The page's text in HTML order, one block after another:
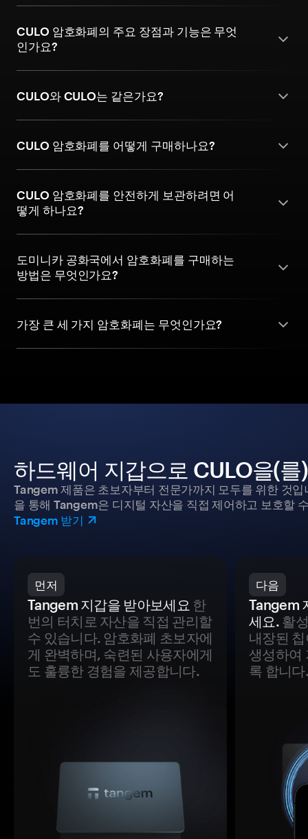
CULO 암호화폐의 주요 장점과 기능은 무엇
인가요?
CULO와 CULO는 같은가요?
CULO 암호화폐를 어떻게 구매하나요?
CULO 암호화폐를 안전하게 보관하려면 어
떻게 하나요?
도미니카 공화국에서 암호화폐를 구매하는
방법은 무엇인가요?
가장 큰 세 가지 암호화폐는 무엇인가요?
하드웨어 지갑으로 CULO을(
Tangem 제품은 초보자부터 전문가까지 모두를 위한 것
을 통해 Tangem은 디지털 자산을 직접 제어하고 보호할
Tangem 받기
먼저
Tangem 지갑을 받아보세요 한
번의 터치로 자산을 직접 관리할
수 있습니다. 암호화폐 초보자에
게 완벽하며, 숙련된 사용자에게
도 훌륭한 경험을 제공합니다.
다음
Tangem
세요.활
내장된
생성하여
록 합니다.